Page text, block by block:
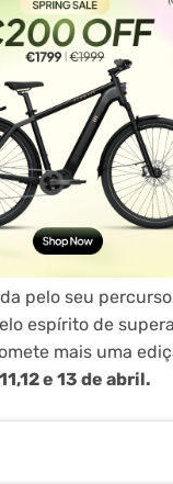
pelo seu
espírito de
mais uma
e 13 de abril.